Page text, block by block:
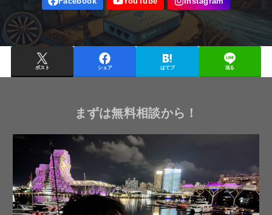
ポスト シェア はてブ 送る
まずは無料相談から！